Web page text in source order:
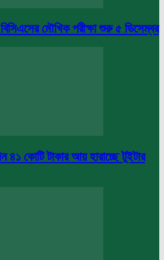
মৌখিক পরীক্ষা শুরু ৫ ডিসেম্বর
৪১ কোটি টাকার আয় হারাচ্ছে টুইটার